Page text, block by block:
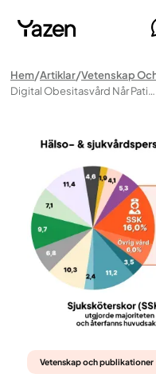
Hem Artiklar Vetenskap
Digital Obesitasvård Når Patienter Med Olika Socioekonomisk Bakgrund
Vetenskap och publikationer